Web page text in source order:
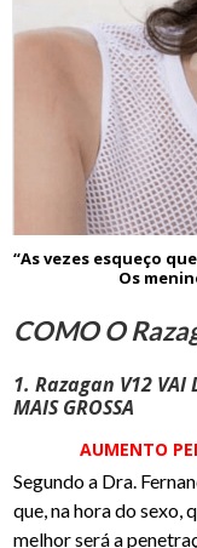
“As vezes esqueço
Os
COMO O
1. Razagan V12 VAI
MAIS GROSSA
AUMENTO
Segundo a Dra.
que, na hora do sexo,
melhor será a